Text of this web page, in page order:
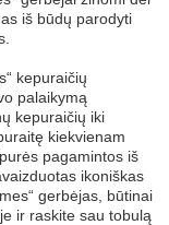
iš būdų parodyti
kepuraičių
palaikymą
kepuraičių iki
kiekvienam
pagamintos iš
ikoniškas
gerbėjas, būtinai
ir raskite sau tobulą